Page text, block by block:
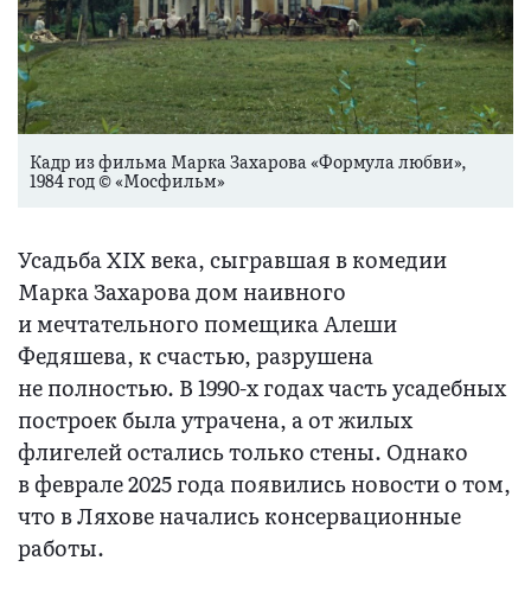
Кадр из фильма Марка Захарова «Формула любви»,
1984 год © «Мосфильм»
Усадьба XIX века, сыгравшая в комедии
Марка Захарова дом наивного
и мечтательного помещика Алеши
Федяшева, к счастью, разрушена
не полностью. В 1990-х годах часть усадебных
построек была утрачена, а от жилых
флигелей остались только стены. Однако
в феврале 2025 года появились новости о том,
что в Ляхове начались консервационные
работы.